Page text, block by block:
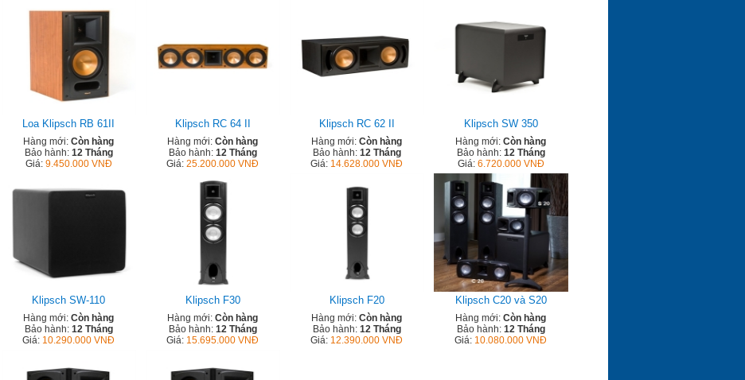
Loa Klipsch RB 61II
Hàng mới: Còn hàng
Bảo hành: 12 Tháng
Giá: 9.450.000 VNĐ
Klipsch RC 64 II
Hàng mới: Còn hàng
Bảo hành: 12 Tháng
Giá: 25.200.000 VNĐ
Klipsch RC 62 II
Hàng mới: Còn hàng
Bảo hành: 12 Tháng
Giá: 14.628.000 VNĐ
Klipsch SW 350
Hàng mới: Còn hàng
Bảo hành: 12 Tháng
Giá: 6.720.000 VNĐ
Klipsch SW-110
Hàng mới: Còn hàng
Bảo hành: 12 Tháng
Giá: 10.290.000 VNĐ
Klipsch F30
Hàng mới: Còn hàng
Bảo hành: 12 Tháng
Giá: 15.695.000 VNĐ
Klipsch F20
Hàng mới: Còn hàng
Bảo hành: 12 Tháng
Giá: 12.390.000 VNĐ
Klipsch C20 và S20
Hàng mới: Còn hàng
Bảo hành: 12 Tháng
Giá: 10.080.000 VNĐ